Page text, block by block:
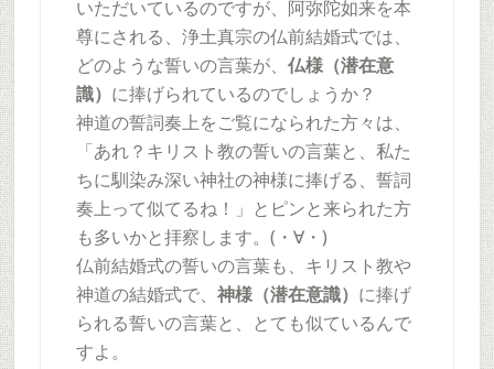
いただいているのですが、阿弥陀如来を本
尊にされる、浄土真宗の仏前結婚式では、
どのような誓いの言葉が、 仏様（潜在意
識） に捧げられているのでしょうか？
神道の誓詞奏上をご覧になられた方々は、
「あれ？キリスト教の誓いの言葉と、私た
ちに馴染み深い神社の神様に捧げる、誓詞
奏上って似てるね！」とピンと来られた方
も多いかと拝察します。(・∀・)
仏前結婚式の誓いの言葉も、キリスト教や
神道の結婚式で、 神様（潜在意識） に捧げ
られる誓いの言葉と、とても似ているんで
すよ。